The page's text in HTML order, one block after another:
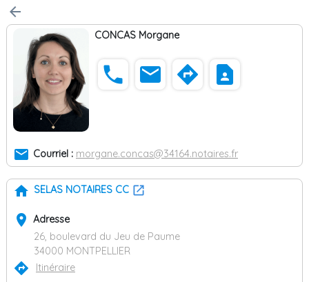
arrow_back
CONCAS Morgane
phone email directions contact_page
email Courriel : morgane.concas@34164.notaires.fr
home SELAS NOTAIRES CC
place Adresse
26, boulevard du Jeu de Paume
34000 MONTPELLIER
directions Itinéraire